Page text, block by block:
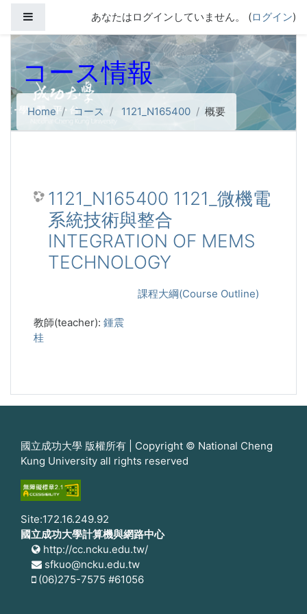
サイドパネルあなたはログインしていません。 (ログイン)
コース情報
Home コース 1121_N165400 概要
1121_N165400 1121_微機電
系統技術與整合
INTEGRATION OF MEMS
TECHNOLOGY
課程大綱(Course Outline)
教師(teacher): 鍾震
桂
國立成功大學 版權所有 | Copyright © National Cheng
Kung University all rights reserved
Site:172.16.249.92
國立成功大學計算機與網路中心
http://cc.ncku.edu.tw/
sfkuo@ncku.edu.tw
(06)275-7575 #61056